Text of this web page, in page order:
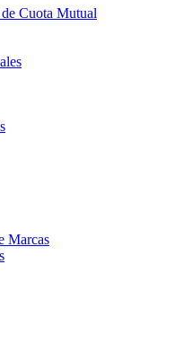
Cuota Mutual
Marcas